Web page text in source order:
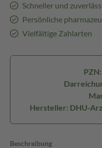
Schneller und
Persönliche
Vielfältige Zahlarten
Hersteller: DHU-
Beschreibung